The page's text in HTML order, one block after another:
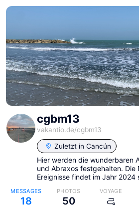
cgbm13
vakantio.de/cgbm13
Zuletzt in Cancún
Hier werden die wunderbaren
und Abraxos festgehalten.
Ereignisse findet im Jahr 2024
MESSAGES
18
PHOTOS
50
VOYAGE